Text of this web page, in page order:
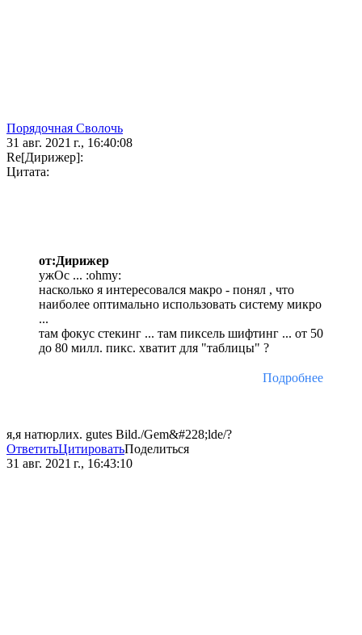
Порядочная Сволочь
31 авг. 2021 г., 16:40:08
Re[Дирижер]:
Цитата:
от:Дирижер
ужОс ... :ohmy:
насколько я интересовался макро - понял , что
наиболее оптимально использовать систему микро
...
там фокус стекинг ... там пиксель шифтинг ... от 50
до 80 милл. пикс. хватит для "таблицы" ?
Подробнее
я,я натюрлих. gutes Bild./Gem&#228;lde/?
ОтветитьЦитироватьПоделиться
31 авг. 2021 г., 16:43:10